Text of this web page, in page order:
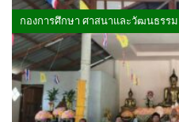
กองการศึกษา ศาสนาและวัฒนธรรม